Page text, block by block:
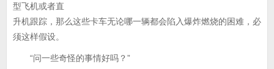
型飞机或者直
升机跟踪，那么这些卡车无论哪一辆都会陷入爆炸燃烧的困难，必
须这样假设。
“问一些奇怪的事情好吗？”